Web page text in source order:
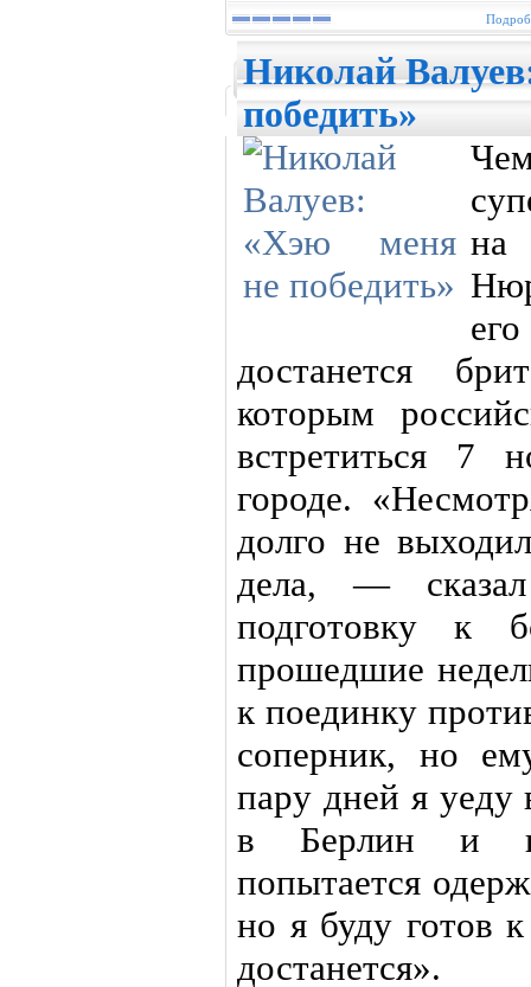
Николай
победить»
на
достанется
которым
встретиться 7
городе.
долго не
дела, —
подготовку
прошедшие
к поединку
соперник, но
пару дней я уеду
в Берлин и
попытается
но я буду готов
достанется».